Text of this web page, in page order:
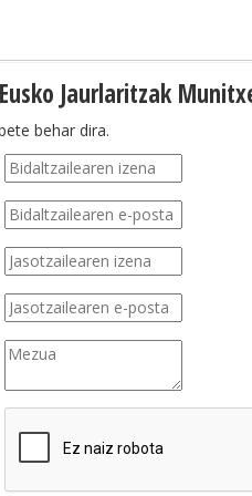
Jaurlaritzak
behar dira.